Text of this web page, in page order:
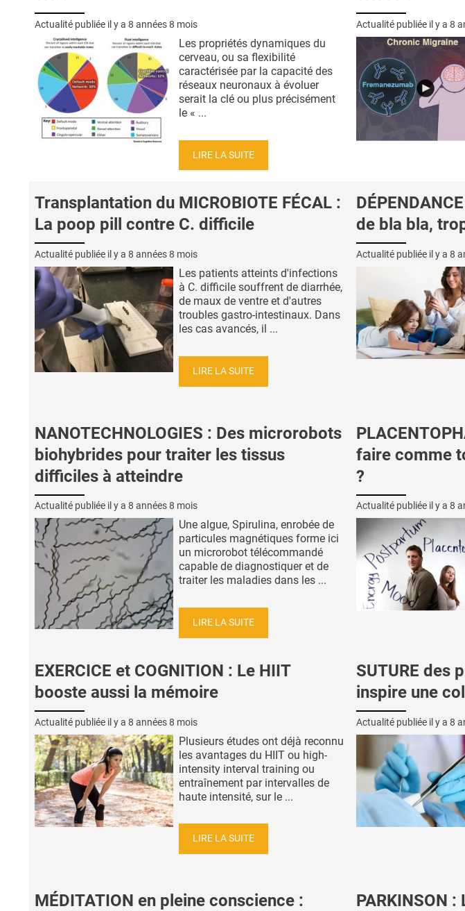
Actualité publiée il y a 8 années 8 mois
Les propriétés dynamiques du
cerveau, ou sa flexibilité
caractérisée par la capacité des
réseaux neuronaux à évoluer
serait la clé ou plus précisément
le « ...
LIRE LA SUITE
Actualité publiée il y a 8
Transplantation du MICROBIOTE FÉCAL :
La poop pill contre C. difficile
Actualité publiée il y a 8 années 8 mois
Les patients atteints d'infections
à C. difficile souffrent de diarrhée,
de maux de ventre et d'autres
troubles gastro-intestinaux. Dans
les cas avancés, il ...
LIRE LA SUITE
de bla bla,
Actualité publiée il y a 8
NANOTECHNOLOGIES : Des microrobots
biohybrides pour traiter les tissus
difficiles à atteindre
Actualité publiée il y a 8 années 8 mois
Une algue, Spirulina, enrobée de
particules magnétiques forme ici
un microrobot télécommandé
capable de diagnostiquer et de
traiter les maladies dans les ...
LIRE LA SUITE
faire comme
?
Actualité publiée il y a 8
EXERCICE et COGNITION : Le HIIT
booste aussi la mémoire
Actualité publiée il y a 8 années 8 mois
Plusieurs études ont déjà reconnu
les avantages du HIIT ou high-
intensity interval training ou
entraînement par intervalles de
haute intensité, sur le ...
LIRE LA SUITE
SUTURE des
inspire une
Actualité publiée il y a 8
MÉDITATION en pleine conscience :
PARKINSON